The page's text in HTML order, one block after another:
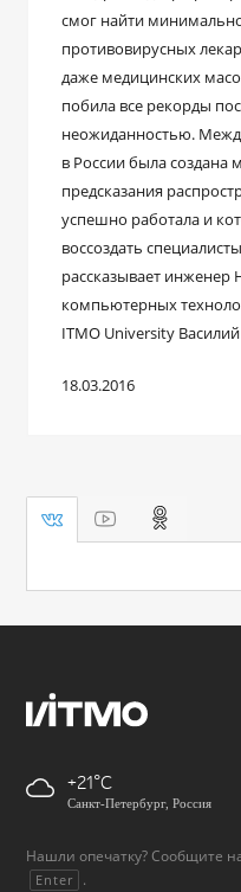
смог найти
противовирусных
даже медицинских
побила все рекорды
неожиданностью.
в России была создана
предсказания
успешно работала и
воссоздать
рассказывает
компьютерных
ITMO University
18.03.2016
+21
Санкт-Петербург, Россия
Нашли опечатку? Сообщите
Enter .